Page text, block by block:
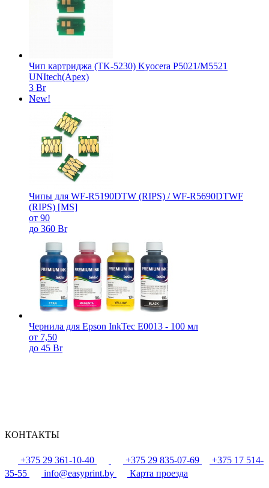
Чип картриджа (TK-5230) Kyocera P5021/M5521
UNItech(Apex)
3 Br
New!
Чипы для WF-R5190DTW (RIPS) / WF-R5690DTWF
(RIPS) [MS]
от 90
до 360 Br
Чернила для Epson InkTec E0013 - 100 мл
от 7,50
до 45 Br
КОНТАКТЫ
+375 29 361-10-40 +375 29 835-07-69
+375 17 514-
35-55
info@easyprint.by
Карта проезда